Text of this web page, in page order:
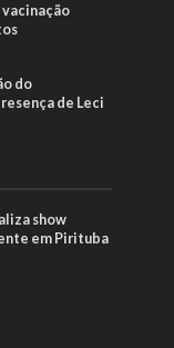
vacinação
do
de Leci
show
em Pirituba